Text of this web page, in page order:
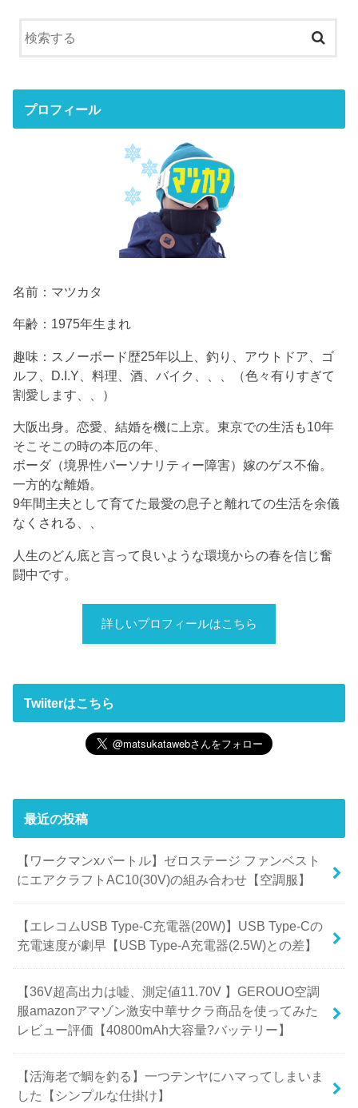
プロフィール
名前：マツカタ
年齢：1975年生まれ
趣味：スノーボード歴25年以上、釣り、アウトドア、ゴ
ルフ、D.I.Y、料理、酒、バイク、、、（色々有りすぎて
割愛します、、）
大阪出身。恋愛、結婚を機に上京。東京での生活も10年
そこそこの時の本厄の年、
ボーダ（境界性パーソナリティー障害）嫁のゲス不倫。
一方的な離婚。
9年間主夫として育てた最愛の息子と離れての生活を余儀
なくされる、、
人生のどん底と言って良いような環境からの春を信じ奮
闘中です。
詳しいプロフィールはこちら
Twiiterはこちら
最近の投稿
【ワークマンxバートル】ゼロステージ ファンベスト
にエアクラフトAC10(30V)の組み合わせ【空調服】
【エレコムUSB Type-C充電器(20W)】USB Type-Cの
充電速度が劇早【USB Type-A充電器(2.5W)との差】
【36V超高出力は嘘、測定値11.70V 】GEROUO空調
服amazonアマゾン激安中華サクラ商品を使ってみた
レビュー評価【40800mAh大容量?バッテリー】
【活海老で鯛を釣る】一つテンヤにハマってしまいま
した【シンプルな仕掛け】